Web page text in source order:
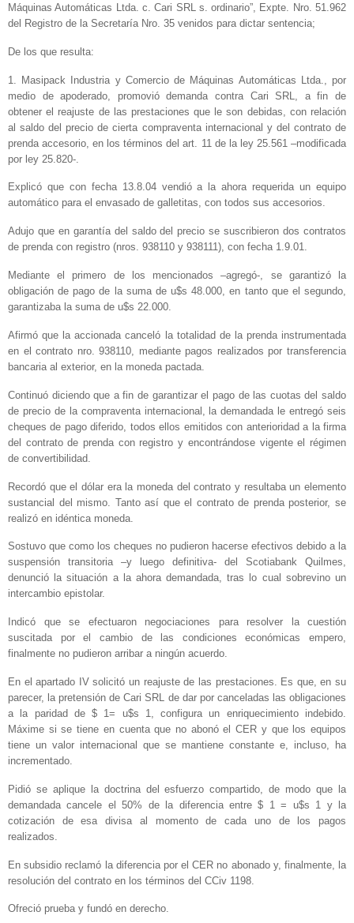
Máquinas Automáticas Ltda. c. Cari SRL s. ordinario”, Expte. Nro. 51.962
del Registro de la Secretaría Nro. 35 venidos para dictar sentencia;
De los que resulta:
1. Masipack Industria y Comercio de Máquinas Automáticas Ltda., por
medio de apoderado, promovió demanda contra Cari SRL, a fin de
obtener el reajuste de las prestaciones que le son debidas, con relación
al saldo del precio de cierta compraventa internacional y del contrato de
prenda accesorio, en los términos del art. 11 de la ley 25.561 –modificada
por ley 25.820-.
Explicó que con fecha 13.8.04 vendió a la ahora requerida un equipo
automático para el envasado de galletitas, con todos sus accesorios.
Adujo que en garantía del saldo del precio se suscribieron dos contratos
de prenda con registro (nros. 938110 y 938111), con fecha 1.9.01.
Mediante el primero de los mencionados –agregó-, se garantizó la
obligación de pago de la suma de u$s 48.000, en tanto que el segundo,
garantizaba la suma de u$s 22.000.
Afirmó que la accionada canceló la totalidad de la prenda instrumentada
en el contrato nro. 938110, mediante pagos realizados por transferencia
bancaria al exterior, en la moneda pactada.
Continuó diciendo que a fin de garantizar el pago de las cuotas del saldo
de precio de la compraventa internacional, la demandada le entregó seis
cheques de pago diferido, todos ellos emitidos con anterioridad a la firma
del contrato de prenda con registro y encontrándose vigente el régimen
de convertibilidad.
Recordó que el dólar era la moneda del contrato y resultaba un elemento
sustancial del mismo. Tanto así que el contrato de prenda posterior, se
realizó en idéntica moneda.
Sostuvo que como los cheques no pudieron hacerse efectivos debido a la
suspensión transitoria –y luego definitiva- del Scotiabank Quilmes,
denunció la situación a la ahora demandada, tras lo cual sobrevino un
intercambio epistolar.
Indicó que se efectuaron negociaciones para resolver la cuestión
suscitada por el cambio de las condiciones económicas empero,
finalmente no pudieron arribar a ningún acuerdo.
En el apartado IV solicitó un reajuste de las prestaciones. Es que, en su
parecer, la pretensión de Cari SRL de dar por canceladas las obligaciones
a la paridad de $ 1= u$s 1, configura un enriquecimiento indebido.
Máxime si se tiene en cuenta que no abonó el CER y que los equipos
tiene un valor internacional que se mantiene constante e, incluso, ha
incrementado.
Pidió se aplique la doctrina del esfuerzo compartido, de modo que la
demandada cancele el 50% de la diferencia entre $ 1 = u$s 1 y la
cotización de esa divisa al momento de cada uno de los pagos
realizados.
En subsidio reclamó la diferencia por el CER no abonado y, finalmente, la
resolución del contrato en los términos del CCiv 1198.
Ofreció prueba y fundó en derecho.